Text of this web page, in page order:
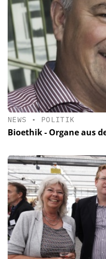
NEWS • POLITIK
Bioethik - Organe aus